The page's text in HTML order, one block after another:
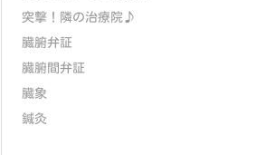
突撃！隣の治療院♪
臓腑弁証
臓腑間弁証
臓象
鍼灸